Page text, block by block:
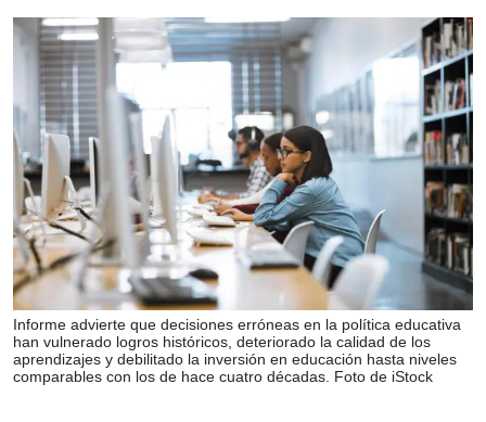
Informe advierte que decisiones erróneas en la política educativa
han vulnerado logros históricos, deteriorado la calidad de los
aprendizajes y debilitado la inversión en educación hasta niveles
comparables con los de hace cuatro décadas. Foto de iStock